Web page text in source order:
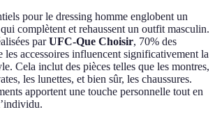
pour le dressing homme englobent un
complètent et rehaussent un outfit masculin.
parUFC-Que Choisir, 70% des
les accessoires influencent significativement la
Cela inclut des pièces telles que les montres,
les lunettes, et bien sûr, les chaussures.
apportent une touche personnelle tout en